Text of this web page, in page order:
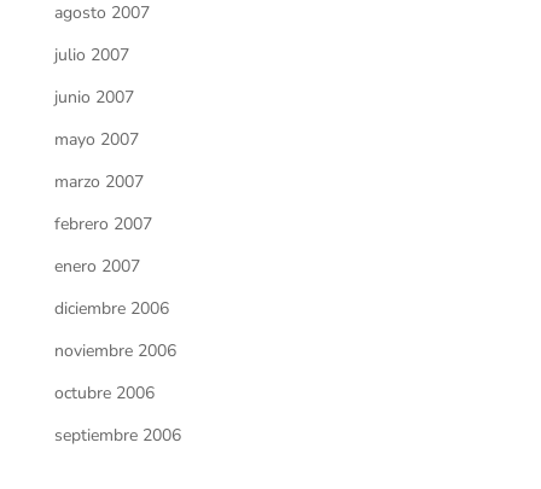
agosto 2007
julio 2007
junio 2007
mayo 2007
marzo 2007
febrero 2007
enero 2007
diciembre 2006
noviembre 2006
octubre 2006
septiembre 2006